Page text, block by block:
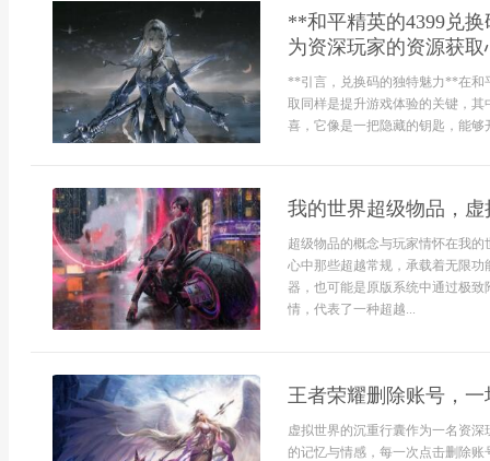
**和平精英的4399兑
为资深玩家的资源获
**引言，兑换码的独特魅力**在和
取同样是提升游戏体验的关键，
喜，它像是一把隐藏的钥匙，能
我的世界超级物品，
超级物品的概念与玩家情怀在我
心中那些超越常规，承载着无限
器，也可能是原版系统中通过极
情，代表了一种超越...
王者荣耀删除账号，
虚拟世界的沉重行囊作为一名资
的记忆与情感，每一次点击删除